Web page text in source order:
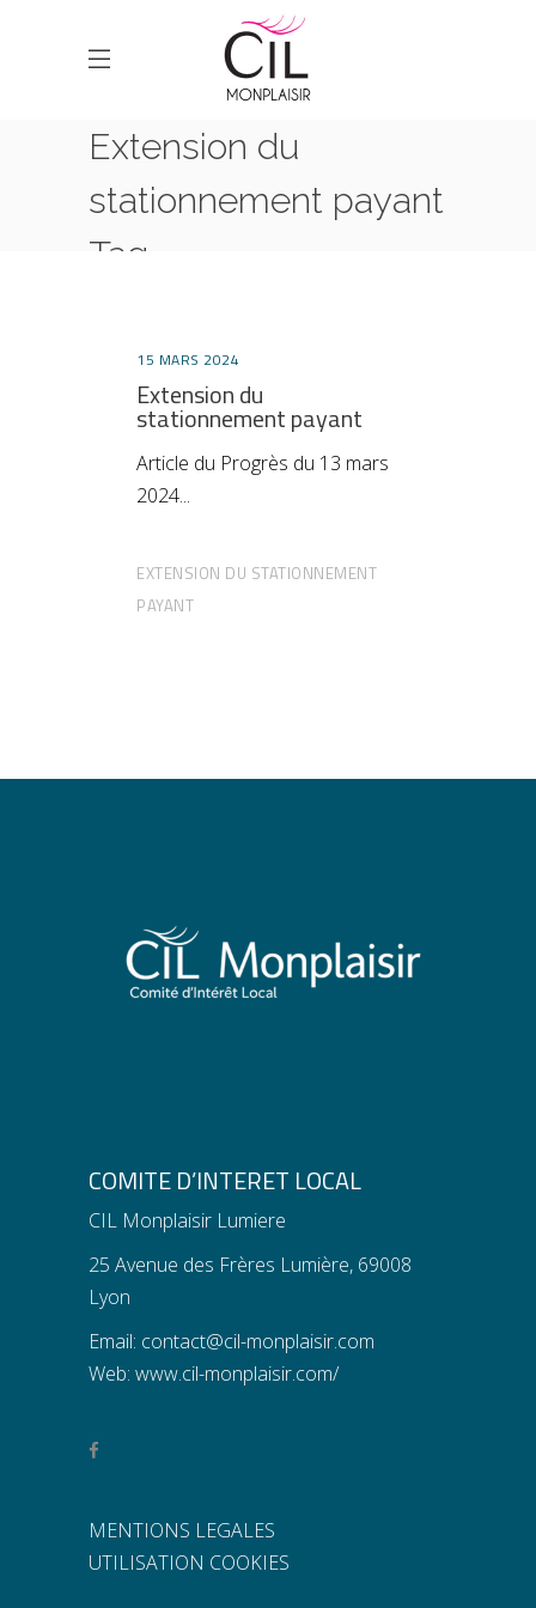
Extension du
stationnement payant
Tag
15 MARS 2024
Extension du
stationnement payant
Article du Progrès du 13 mars
2024
EXTENSION DU STATIONNEMENT
PAYANT
COMITE D’INTERET LOCAL
CIL Monplaisir Lumiere
25 Avenue des Frères Lumière, 69008
Lyon
Email: contact@cil-monplaisir.com
Web: www.cil-monplaisir.com/
MENTIONS LEGALES
UTILISATION COOKIES